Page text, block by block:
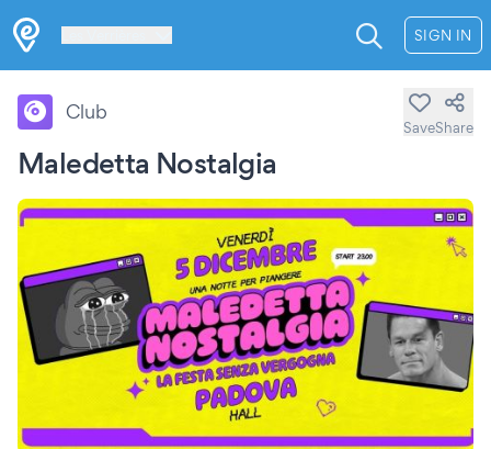
SIGN IN
Maledetta Nostalgia
Club
SaveShare